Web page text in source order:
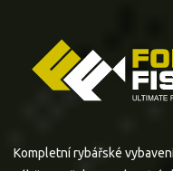
Kompletní rybářské